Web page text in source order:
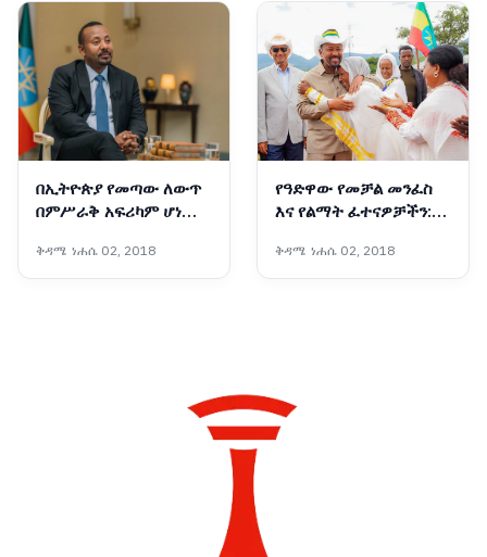
በኢትዮጵያ የመጣው ለውጥ
በምሥራቅ አፍሪካም ሆነ
ጠቅላይ ሚኒስትር ዐቢይ
አሕመድ (ዶ/ር)
ቅዳሜ ነሐሴ 02, 2018
የዓድዋው የመቻል መንፈስ
እና የልማት ፈተናዎቻችን:
የመጨረሻውን ልዕልና
ትቀዳጃለች
ቅዳሜ ነሐሴ 02, 2018